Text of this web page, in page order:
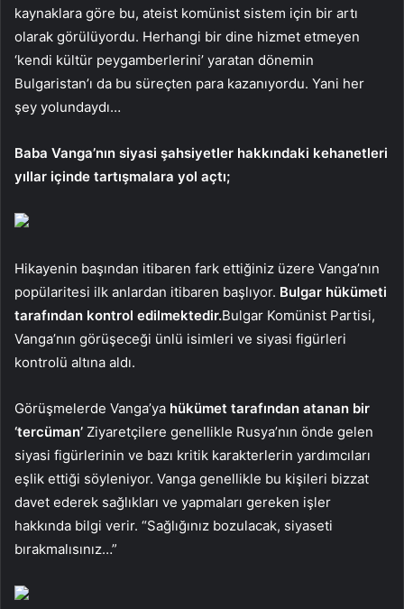
kaynaklara göre bu, ateist komünist sistem için bir artı
olarak görülüyordu. Herhangi bir dine hizmet etmeyen
‘kendi kültür peygamberlerini’ yaratan dönemin
Bulgaristan’ı da bu süreçten para kazanıyordu. Yani her
şey yolundaydı…
Baba Vanga’nın siyasi şahsiyetler hakkındaki kehanetleri
yıllar içinde tartışmalara yol açtı;
Hikayenin başından itibaren fark ettiğiniz üzere Vanga’nın
popülaritesi ilk anlardan itibaren başlıyor. Bulgar hükümeti
tarafından kontrol edilmektedir.Bulgar Komünist Partisi,
Vanga’nın görüşeceği ünlü isimleri ve siyasi figürleri
kontrolü altına aldı.
Görüşmelerde Vanga’ya hükümet tarafından atanan bir
‘tercüman’ Ziyaretçilere genellikle Rusya’nın önde gelen
siyasi figürlerinin ve bazı kritik karakterlerin yardımcıları
eşlik ettiği söyleniyor. Vanga genellikle bu kişileri bizzat
davet ederek sağlıkları ve yapmaları gereken işler
hakkında bilgi verir. “Sağlığınız bozulacak, siyaseti
bırakmalısınız…”